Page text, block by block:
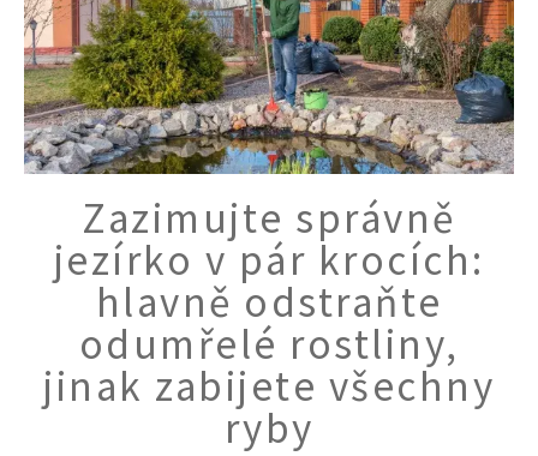
Zazimujte správně
jezírko v pár krocích:
hlavně odstraňte
odumřelé rostliny,
jinak zabijete všechny
ryby